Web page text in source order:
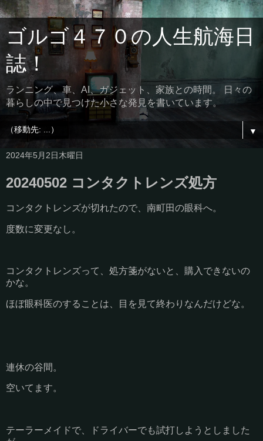
ゴルゴ４７０の人生航海日
誌！
ランニング、車、AI、ガジェット、家族との時間。 日々の
暮らしの中で見つけた小さな発見を書いています。
▼
2024年5月2日木曜日
20240502 コンタクトレンズ処方
コンタクトレンズが切れたので、南町田の眼科へ。
度数に変更なし。
コンタクトレンズって、処方箋がないと、購入できないの
かな。
ほぼ眼科医のすることは、目を見て終わりなんだけどな。
連休の谷間。
空いてます。
テーラーメイドで、ドライバーでも試打しようとしました